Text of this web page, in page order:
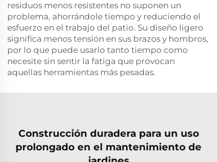
residuos menos resistentes no suponen un
problema, ahorrándole tiempo y reduciendo el
esfuerzo en el trabajo del patio. Su diseño ligero
significa menos tensión en sus brazos y hombros,
por lo que puede usarlo tanto tiempo como
necesite sin sentir la fatiga que provocan
aquellas herramientas más pesadas.
Construcción duradera para un uso
prolongado en el mantenimiento de